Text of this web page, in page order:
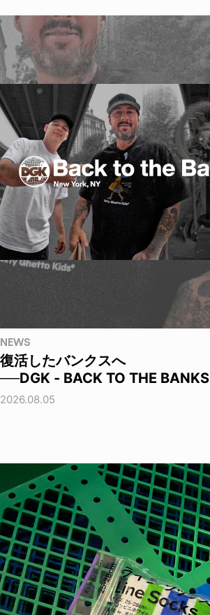
NEWS
復活したバンクスへ
──DGK - BACK TO THE BANKS
2026.08.05